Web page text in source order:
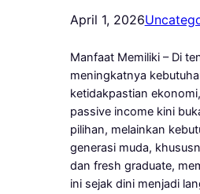
April 1, 2026
Manfaat Memiliki – Di
meningkatnya
ketidakpastian
passive income kini
pilihan, melainkan
generasi muda,
dan fresh graduate,
ini sejak dini menjadi